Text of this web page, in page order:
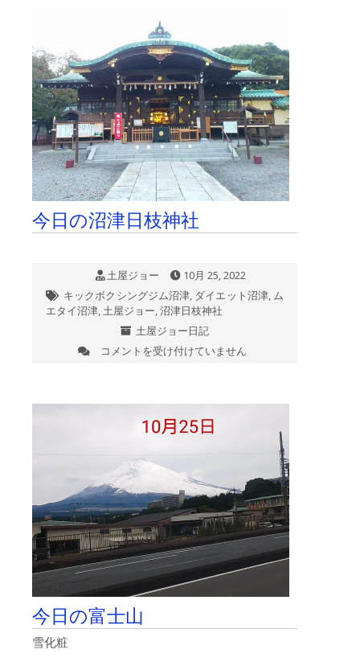
最
前
線
中
で、
絶
賛
し
て
い
た
神
橋
稲
荷
社」
で
は
今日の沼津日枝神社
土屋ジョー
10月 25, 2022
キックボクシングジム沼津, ダイエット沼津, ム
エタイ沼津,土屋ジョー,沼津日枝神社
土屋ジョー日記
今
は
コメントを受け付けていません
今日の富士山
雪化粧